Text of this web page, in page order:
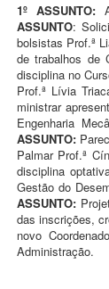
1º ASSUNTO:
ASSUNTO:
bolsistas Prof.ª
de trabalhos de
disciplina no
Prof.ª Lívia
ministrar
Engenharia
ASSUNTO:
Palmar Prof.ª
disciplina
Gestão do
ASSUNTO:
das inscrições,
novo
Administração.